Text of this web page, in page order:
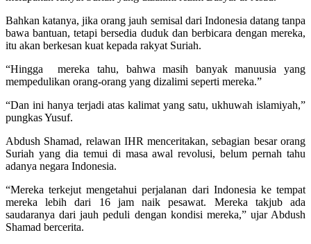
Bahkan katanya, jika orang jauh semisal dari Indonesia datang tanpa
bawa bantuan, tetapi bersedia duduk dan berbicara dengan mereka,
itu akan berkesan kuat kepada rakyat Suriah.
“Hingga mereka tahu, bahwa masih banyak manuusia yang
mempedulikan orang-orang yang dizalimi seperti mereka.”
“Dan ini hanya terjadi atas kalimat yang satu, ukhuwah islamiyah,”
pungkas Yusuf.
Abdush Shamad, relawan IHR menceritakan, sebagian besar orang
Suriah yang dia temui di masa awal revolusi, belum pernah tahu
adanya negara Indonesia.
“Mereka terkejut mengetahui perjalanan dari Indonesia ke tempat
mereka lebih dari 16 jam naik pesawat. Mereka takjub ada
saudaranya dari jauh peduli dengan kondisi mereka,” ujar Abdush
Shamad bercerita.